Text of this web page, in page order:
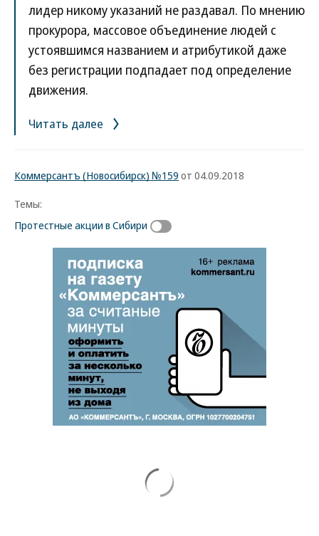
лидер никому указаний не раздавал. По мнению
прокурора, массовое объединение людей с
устоявшимся названием и атрибутикой даже
без регистрации подпадает под определение
движения.
Читать далее
Коммерсантъ (Новосибирск) №159 от 04.09.2018
Темы:
Протестные акции в Сибири